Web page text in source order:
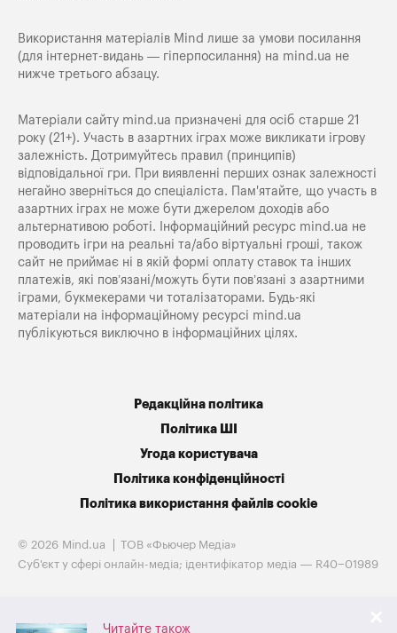
Читайте також
Використання матеріалів Mind лише за умови посилання
(для інтернет-видань — гіперпосилання) на mind.ua не
нижче третього абзацу.
Матеріали сайту mind.ua призначені для осіб старше 21
року (21+). Участь в азартних іграх може викликати ігрову
залежність. Дотримуйтесь правил (принципів)
відповідальної гри. При виявленні перших ознак залежності
негайно зверніться до спеціаліста. Пам'ятайте, що участь в
азартних іграх не може бути джерелом доходів або
альтернативою роботі. Інформаційний ресурс mind.ua не
проводить ігри на реальні та/або віртуальні гроші, також
сайт не приймає ні в якій формі оплату ставок та інших
платежів, які пов’язані/можуть бути пов’язані з азартними
іграми, букмекерами чи тоталізаторами. Будь-які
матеріали на інформаційному ресурсі mind.ua
публікуються виключно в інформаційних цілях.
Редакційна політика
Політика ШІ
Угода користувача
Політика конфіденційності
Політика використання файлів cookie
© 2026 Mind.ua
ТОВ «Фьючер Медiа»
Cуб'єкт у сфері онлайн-медіа; ідентифікатор медіа — R40−01989